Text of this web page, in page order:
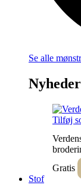
Se alle
Nyheder
Tilføj
Gratis
Stof